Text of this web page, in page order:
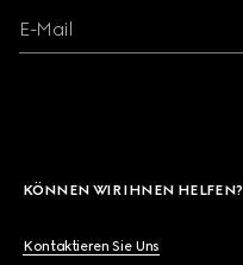
E-Mail
KÖNNEN WIR IHNEN HELFEN?
Kontaktieren Sie Uns